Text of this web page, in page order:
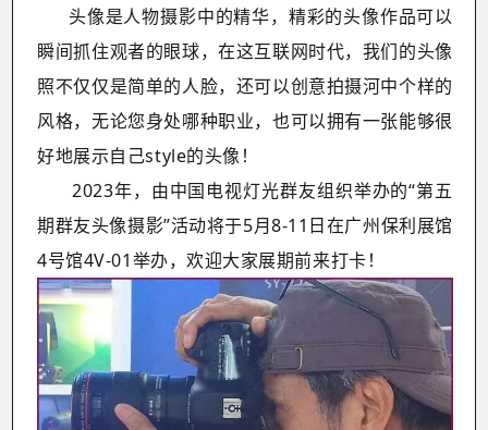
头像是人物摄影中的精华，精彩的头像作品可以
瞬间抓住观者的眼球，在这互联网时代，我们的头像
照不仅仅是简单的人脸，还可以创意拍摄河中个样的
风格，无论您身处哪种职业，也可以拥有一张能够很
好地展示自己style的头像！
2023年，由中国电视灯光群友组织举办的“第五
期群友头像摄影”活动将于5月8-11日在广州保利展馆
4号馆4V-01举办，欢迎大家展期前来打卡！